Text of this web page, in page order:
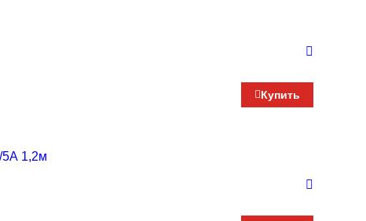
Купить
5А 1,2м